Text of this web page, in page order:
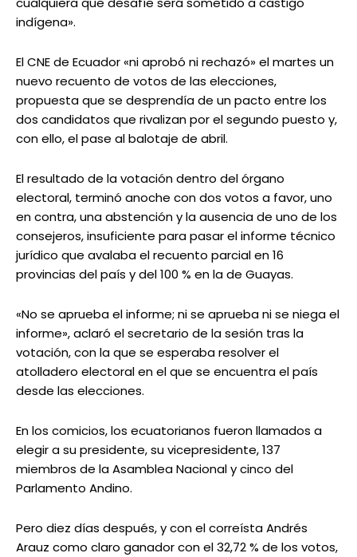
indígena».
El CNE de Ecuador «ni aprobó ni rechazó» el martes un
nuevo recuento de votos de las elecciones,
propuesta que se desprendía de un pacto entre los
dos candidatos que rivalizan por el segundo puesto y,
con ello, el pase al balotaje de abril.
El resultado de la votación dentro del órgano
electoral, terminó anoche con dos votos a favor, uno
en contra, una abstención y la ausencia de uno de los
consejeros, insuficiente para pasar el informe técnico
jurídico que avalaba el recuento parcial en 16
provincias del país y del 100 % en la de Guayas.
«No se aprueba el informe; ni se aprueba ni se niega el
informe», aclaró el secretario de la sesión tras la
votación, con la que se esperaba resolver el
atolladero electoral en el que se encuentra el país
desde las elecciones.
En los comicios, los ecuatorianos fueron llamados a
elegir a su presidente, su vicepresidente, 137
miembros de la Asamblea Nacional y cinco del
Parlamento Andino.
Pero diez días después, y con el correísta Andrés
Arauz como claro ganador con el 32,72 % de los votos,